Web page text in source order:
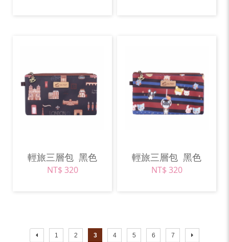
輕旅三層包 黑色
NT$ 320
輕旅三層包 黑色
NT$ 320
1 2 3 4 5 6 7